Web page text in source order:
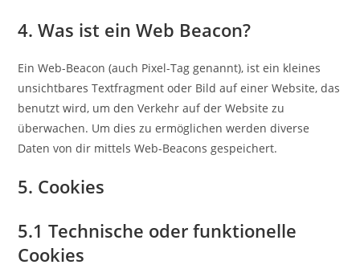
4. Was ist ein Web Beacon?
Ein Web-Beacon (auch Pixel-Tag genannt), ist ein kleines
unsichtbares Textfragment oder Bild auf einer Website, das
benutzt wird, um den Verkehr auf der Website zu
überwachen. Um dies zu ermöglichen werden diverse
Daten von dir mittels Web-Beacons gespeichert.
5. Cookies
5.1 Technische oder funktionelle
Cookies